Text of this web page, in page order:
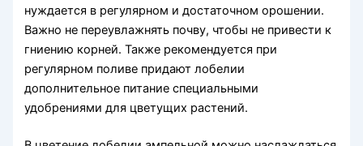
нуждается в регулярном и достаточном орошении.
Важно не переувлажнять почву, чтобы не привести к
гниению корней. Также рекомендуется при
регулярном поливе придают лобелии
дополнительное питание специальными
удобрениями для цветущих растений.